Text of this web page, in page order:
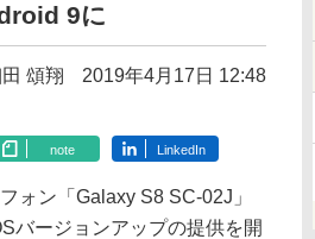
9に
頌翔 2019年4月17日 12:48
note LinkedIn
ォン「Galaxy S8 SC-02J」
バージョンアップの提供を開